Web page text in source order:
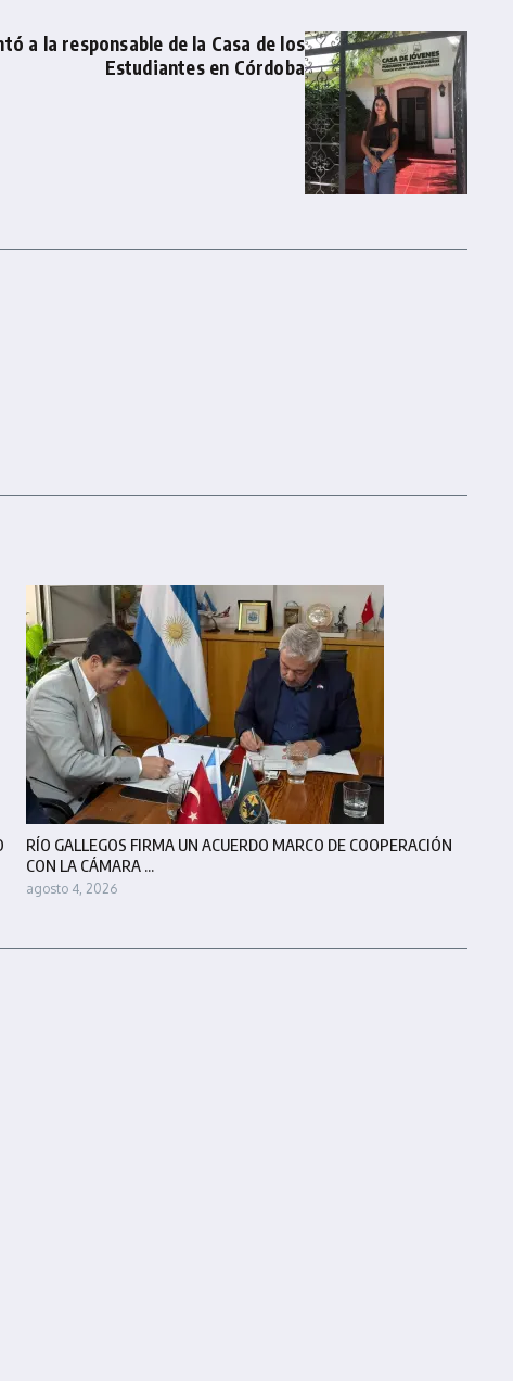
a la responsable de la Casa de los
Estudiantes en Córdoba
RÍO GALLEGOS FIRMA UN ACUERDO MARCO DE COOPERACIÓN
CON LA CÁMARA ...
agosto 4, 2026